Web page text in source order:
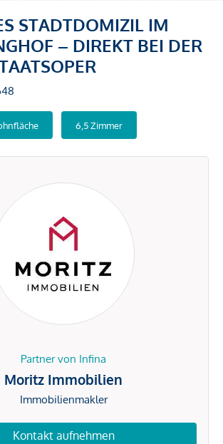
STADTDOMIZIL IM
– DIREKT BEI DER
6,5 Zimmer
Partner von Infina
Moritz Immobilien
Immobilienmakler
Kontakt aufnehmen